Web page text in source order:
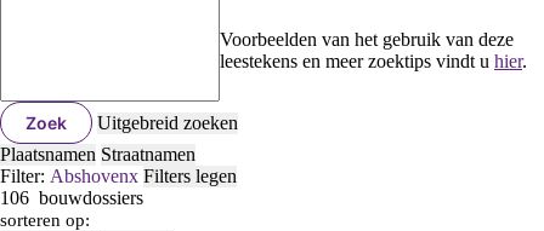
Voorbeelden van het gebruik van deze
leestekens en meer zoektips vindt u hier.
Zoek
Uitgebreid zoeken
Plaatsnamen Straatnamen
Filter: Abshovenx Filters legen
106 bouwdossiers
sorteren op: